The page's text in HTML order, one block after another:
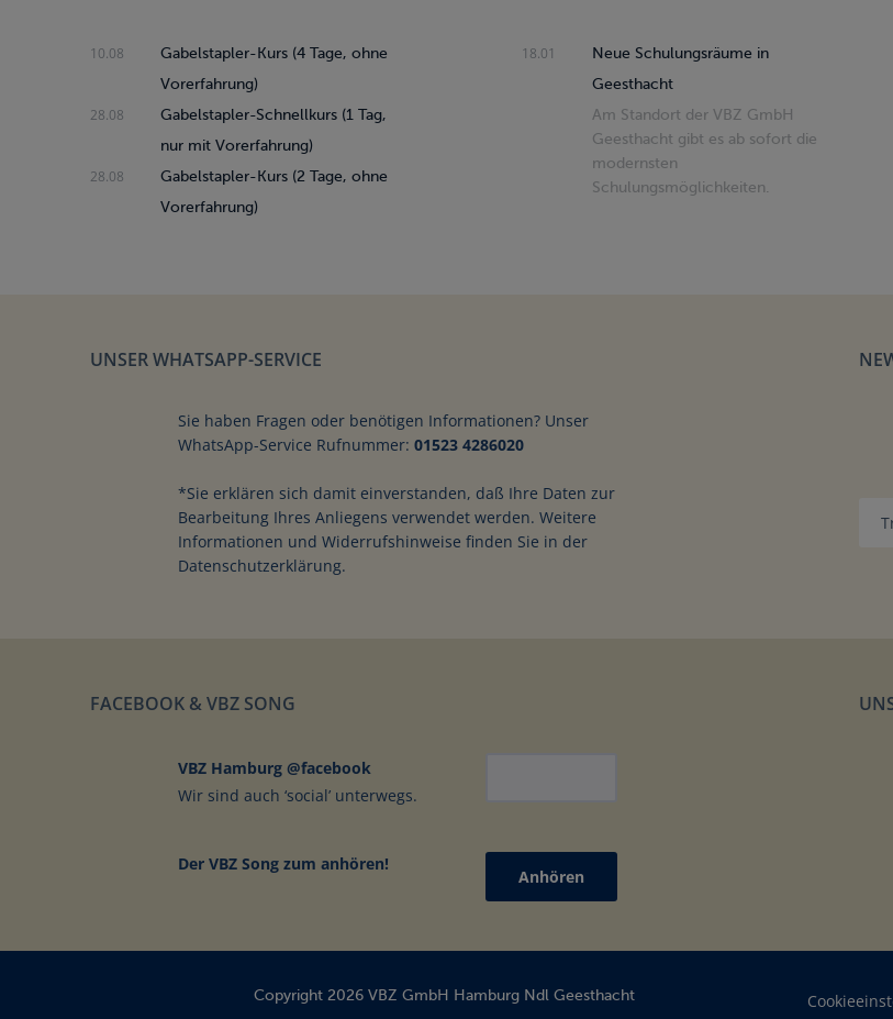
Schnell und sicher zum Führerschein
Gabelstapler-Schnellkurs
10.08
Gabelstapler-Kurs (4 Tage, ohne
Vorerfahrung)
28.08
Gabelstapler-Schnellkurs (1 Tag,
nur mit Vorerfahrung)
28.08
Gabelstapler-Kurs (2 Tage, ohne
Vorerfahrung)
18.01
Neue Schulungsräume in
Geesthacht
Am Standort der VBZ GmbH
Geesthacht gibt es ab sofort die
modernsten
Schulungsmöglichkeiten.
UNSER WHATSAPP-SERVICE
Sie haben Fragen oder benötigen Informationen? Unser
WhatsApp-Service Rufnummer: 01523 4286020
*Sie erklären sich damit einverstanden, daß Ihre Daten zur
Bearbeitung Ihres Anliegens verwendet werden. Weitere
Informationen und Widerrufshinweise finden Sie in der
Datenschutzerklärung.
FACEBOOK & VBZ SONG
VBZ Hamburg @facebook
Wir sind auch ‘social’ unterwegs.
Der VBZ Song zum anhören!
Anhören
Copyright 2026 VBZ GmbH Hamburg Ndl Geesthacht